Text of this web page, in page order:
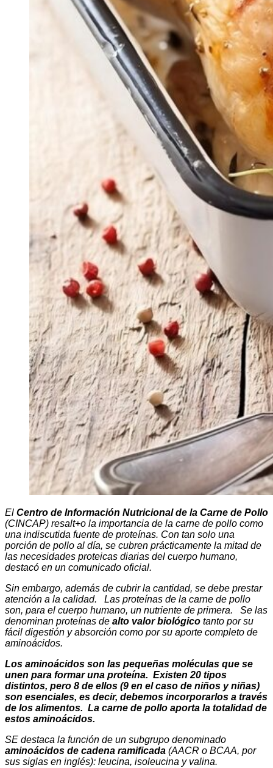
El Centro de Información Nutricional de la Carne de Pollo
(CINCAP) resalt+o la importancia de la carne de pollo como
una indiscutida fuente de proteínas. Con tan solo una
porción de pollo al día, se cubren prácticamente la mitad de
las necesidades proteicas diarias del cuerpo humano,
destacó en un comunicado oficial.
Sin embargo, además de cubrir la cantidad, se debe prestar
atención a la calidad. Las proteínas de la carne de pollo
son, para el cuerpo humano, un nutriente de primera. Se las
denominan proteínas de alto valor biológico tanto por su
fácil digestión y absorción como por su aporte completo de
aminoácidos.
Los aminoácidos son las pequeñas moléculas que se
unen para formar una proteína. Existen 20 tipos
distintos, pero 8 de ellos (9 en el caso de niños y niñas)
son esenciales, es decir, debemos incorporarlos a través
de los alimentos. La carne de pollo aporta la totalidad de
estos aminoácidos.
SE destaca la función de un subgrupo denominado
aminoácidos de cadena ramificada (AACR o BCAA, por
sus siglas en inglés): leucina, isoleucina y valina.